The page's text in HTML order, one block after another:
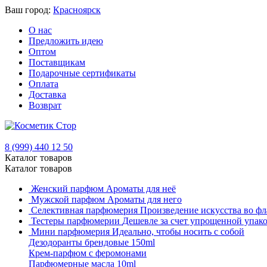
Ваш город: Красноярск
О нас
Предложить идею
Оптом
Поставщикам
Подарочные сертификаты
Оплата
Доставка
Возврат
8 (999) 440 12 50
Каталог товаров
Каталог товаров
Женский парфюм Ароматы для неё
Мужской парфюм Ароматы для него
Селективная парфюмерия Произведение искусства во
Тестеры парфюмерии Дешевле за счет упрощенной
Мини парфюмерия Идеально, чтобы носить с собой
Дезодоранты брендовые 150ml
Крем-парфюм с феромонами
Парфюмерные масла 10ml